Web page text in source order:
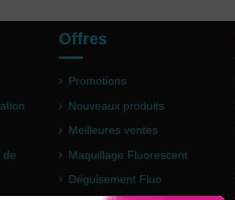
de
Offres
Promotions
Nouveaux produits
Meilleures ventes
Maquillage Fluorescent
Déguisement Fluo